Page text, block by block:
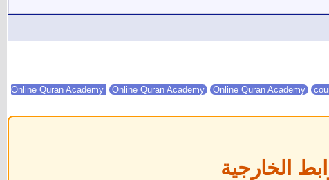
Online Quran Academy Online Quran Academy
الخارجية